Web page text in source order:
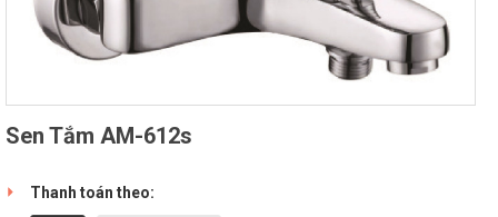
Sen Tắm AM-612s
Thanh toán theo: